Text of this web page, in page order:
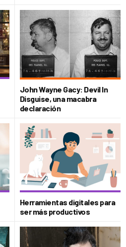
John Wayne Gacy: Devil In
Disguise, una macabra
declaración
Herramientas digitales para
ser más productivos